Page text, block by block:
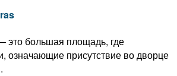
это большая площадь, где
означающие присутствие во дворце